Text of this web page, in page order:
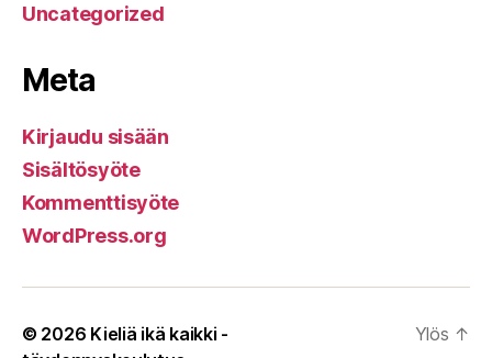
Uncategorized
Meta
Kirjaudu sisään
Sisältösyöte
Kommenttisyöte
WordPress.org
© 2026 Kieliä ikä kaikki -
Ylös ↑